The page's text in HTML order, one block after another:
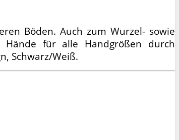
Böden. Auch zum Wurzel- sowie
Hände für alle Handgrößen durch
Schwarz/Weiß.